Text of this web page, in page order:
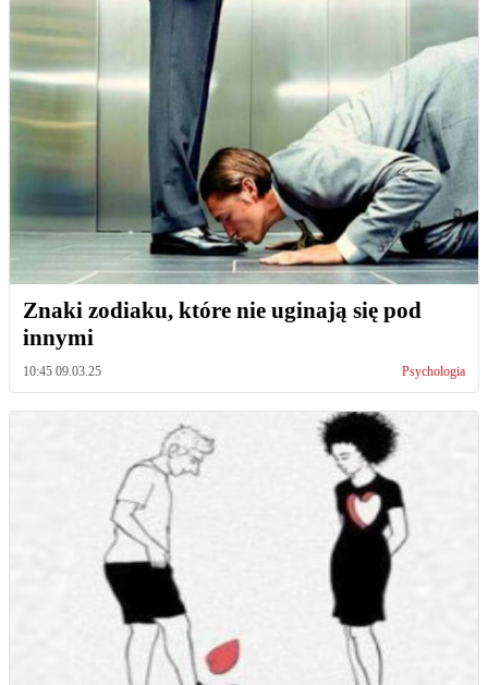
Znaki zodiaku, które nie uginają się pod
innymi
10:45 09.03.25 Psychologia